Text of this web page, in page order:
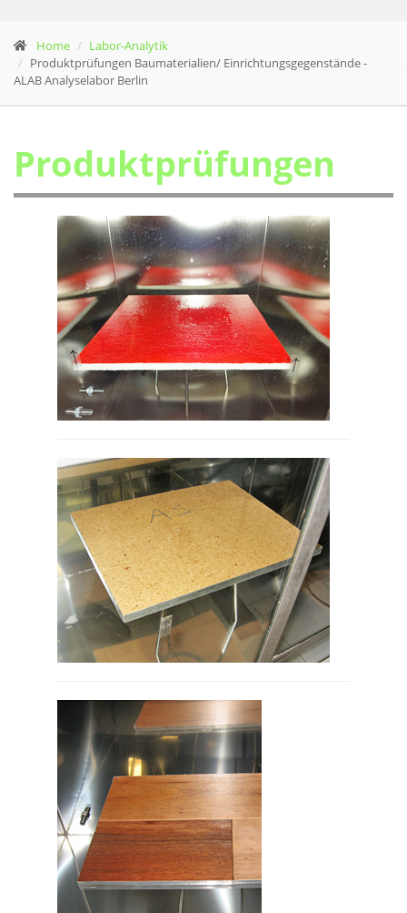
Home
Labor-Analytik
Produktprüfungen Baumaterialien/ Einrichtungsgegenstände -
ALAB Analyselabor Berlin
Produktprüfungen